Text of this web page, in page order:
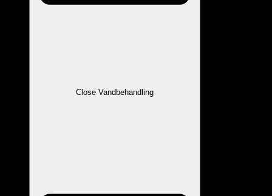
Close Vandbehandling